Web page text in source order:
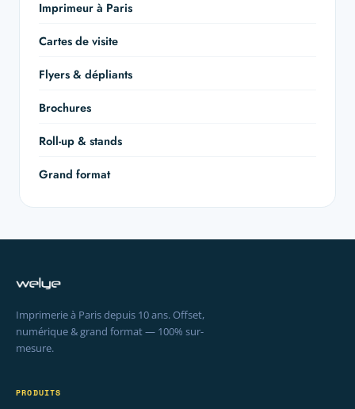
Imprimeur à Paris
Cartes de visite
Flyers & dépliants
Brochures
Roll-up & stands
Grand format
Imprimerie à Paris depuis 10 ans. Offset,
numérique & grand format — 100% sur-
mesure.
PRODUITS